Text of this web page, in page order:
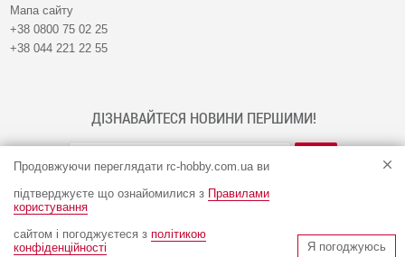
Продовжуючи переглядати rc-hobby.com.ua ви
підтверджуєте що ознайомилися з Правилами
користування
сайтом і погоджуєтеся з політикою
конфіденційності
Я погоджуюсь
Мапа сайту
+38 0800 75 02 25
+38 044 221 22 55
ДІЗНАВАЙТЕСЯ НОВИНИ ПЕРШИМИ!
© Інтернет-магазин RC-HOBBY 2009 - 2026